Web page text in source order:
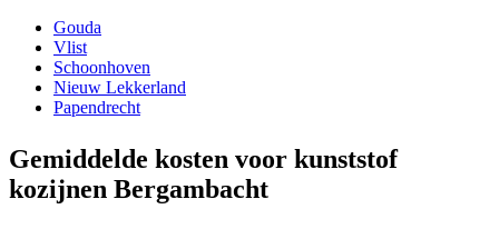
Gouda
Vlist
Schoonhoven
Nieuw Lekkerland
Papendrecht
Gemiddelde kosten voor kunststof
kozijnen Bergambacht